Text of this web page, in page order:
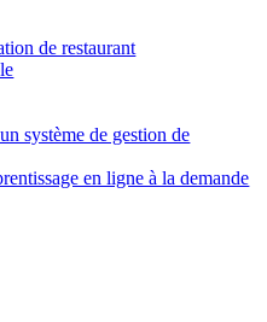
de restaurant
système de gestion de
en ligne à la demande